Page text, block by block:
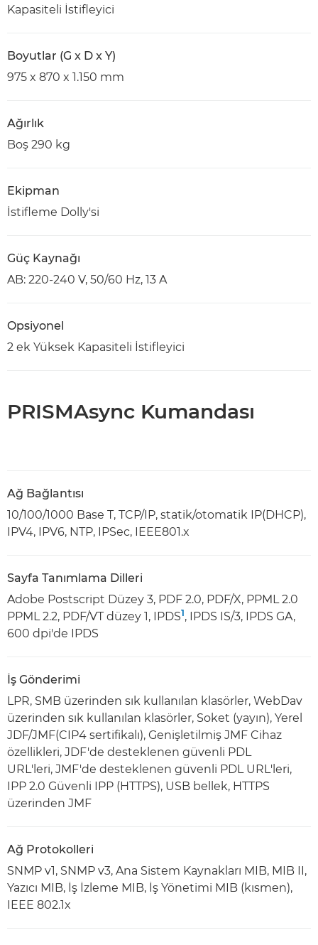
Kapasiteli İstifleyici
Boyutlar (G x D x Y)
975 x 870 x 1.150 mm
Ağırlık
Boş 290 kg
Ekipman
İstifleme Dolly'si
Güç Kaynağı
AB: 220-240 V, 50/60 Hz, 13 A
Opsiyonel
2 ek Yüksek Kapasiteli İstifleyici
PRISMAsync Kumandası
Ağ Bağlantısı
10/100/1000 Base T, TCP/IP, statik/otomatik IP(DHCP),
IPV4, IPV6, NTP, IPSec, IEEE801.x
Sayfa Tanımlama Dilleri
Adobe Postscript Düzey 3, PDF 2.0, PDF/X, PPML 2.0
PPML 2.2, PDF/VT düzey 1, IPDS1, IPDS IS/3, IPDS GA,
600 dpi'de IPDS
İş Gönderimi
LPR, SMB üzerinden sık kullanılan klasörler, WebDav
üzerinden sık kullanılan klasörler, Soket (yayın), Yerel
JDF/JMF(CIP4 sertifikalı), Genişletilmiş JMF Cihaz
özellikleri, JDF'de desteklenen güvenli PDL
URL'leri, JMF'de desteklenen güvenli PDL URL'leri,
IPP 2.0 Güvenli IPP (HTTPS), USB bellek, HTTPS
üzerinden JMF
Ağ Protokolleri
SNMP v1, SNMP v3, Ana Sistem Kaynakları MIB, MIB II,
Yazıcı MIB, İş İzleme MIB, İş Yönetimi MIB (kısmen),
IEEE 802.1x